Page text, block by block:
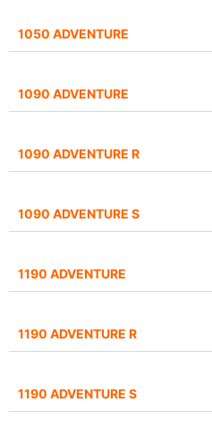
1050 ADVENTURE
1090 ADVENTURE
1090 ADVENTURE R
1090 ADVENTURE S
1190 ADVENTURE
1190 ADVENTURE R
1190 ADVENTURE S